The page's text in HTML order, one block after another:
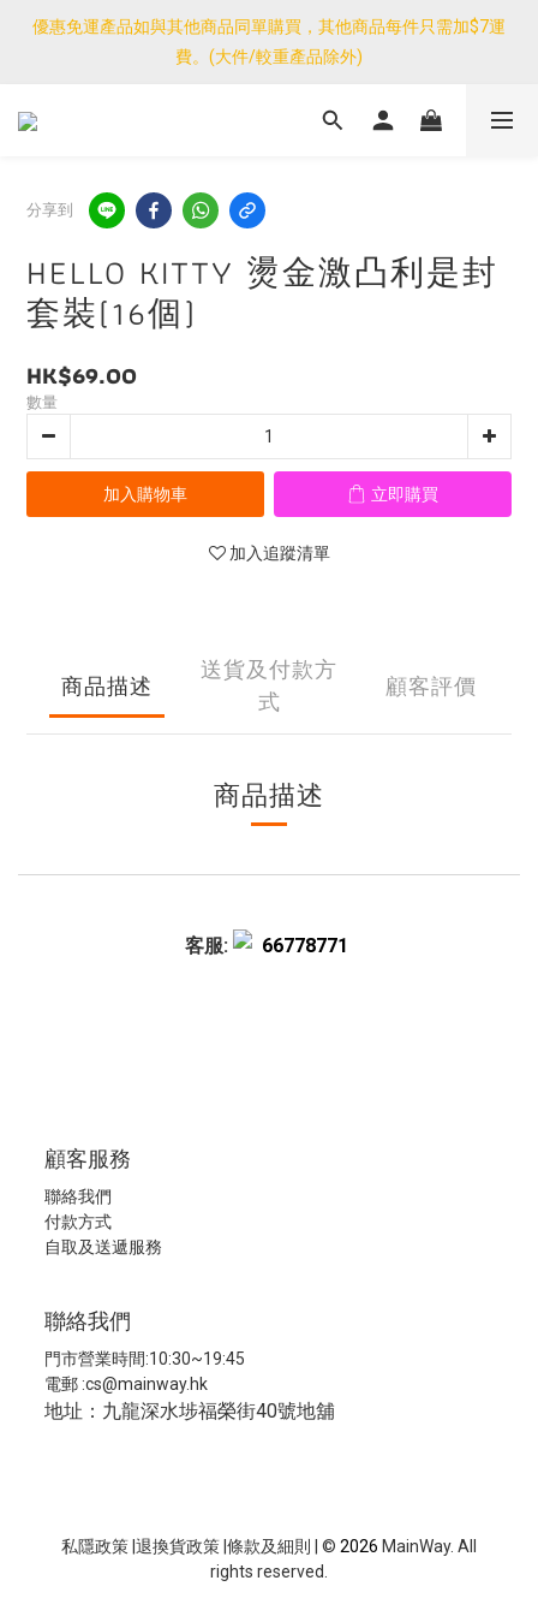
優惠免運產品如與其他商品同單購買，其他商品每件只需加$7運
費。(大件/較重產品除外)
優惠免運產品如與其他商品同單購買，其他商品每件只需加$7運
費。(大件/較重產品除外)
<公告>感謝支持！我們團隊由30/7~12/8外訪搜羅新產品，期間網
優惠免運產品如與其他商品同單購買，其他商品每件只需加$7運
費。(大件/較重產品除外)
分享到
HELLO KITTY 燙金激凸利是封
套裝(16個)
HK$69.00
數量
加入購物車 立即購買
加入追蹤清單
商品描述
送貨及付款方
式
顧客評價
商品描述
客服: 66778771
顧客服務
聯絡我們
付款方式
自取及送遞服務
聯絡我們
門市營業時間:10:30~19:45
電郵 :cs@mainway.hk
地址：九龍深水埗福榮街40號地舖
私隱政策 退換貨政策 條款及細則 | © 2026 MainWay. All
rights reserved.